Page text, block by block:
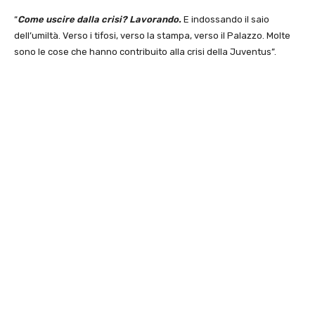
“Come uscire dalla crisi? Lavorando. E indossando il saio
dell’umiltà. Verso i tifosi, verso la stampa, verso il Palazzo. Molte
sono le cose che hanno contribuito alla crisi della Juventus”.